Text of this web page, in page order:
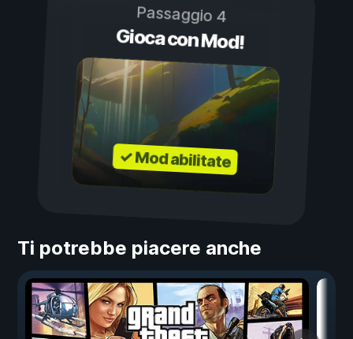
Passaggio 4
Gioca con Mod!
✓ Mod abilitate
Ti potrebbe piacere anche